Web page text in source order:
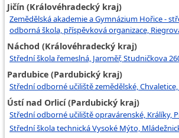
Jičín (Královéhradecký kraj)
Zemědělská akademie a Gymnázium Hořice -
odborná škola, příspěvková organizace,
Náchod (Královéhradecký kraj)
Střední škola řemeslná, Jaroměř, Studničkova
Pardubice (Pardubický kraj)
Střední odborné učiliště zemědělské,
Ústí nad Orlicí (Pardubický kraj)
Střední odborné učiliště opravárenské, Králíky,
Střední škola technická Vysoké Mýto,